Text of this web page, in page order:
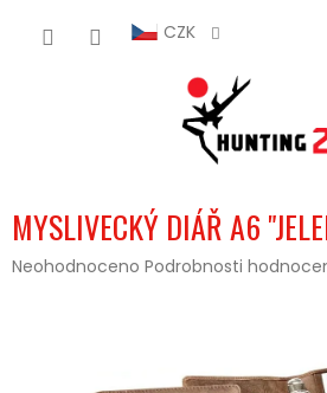
CZK
MYSLIVECKÝ DIÁŘ A6
Průměrné
Neohodnoceno Podrobnosti